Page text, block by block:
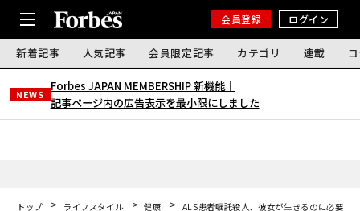
会員登録 ログイン
新着記事 人気記事 会員限定記事 カテゴリ 連載
NEWS
Forbes JAPAN MEMBERSHIP 新機能｜
記事ページ内の広告表示を最小限にしました
トップ ライフスタイル 健康
ALS患者嘱託殺人、彼女が生きるのに必要だ